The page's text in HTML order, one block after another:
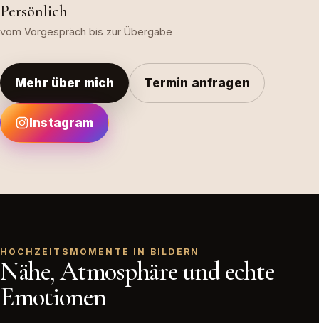
Persönlich
vom Vorgespräch bis zur Übergabe
Mehr über mich Termin anfragen
Instagram
HOCHZEITSMOMENTE IN BILDERN
Nähe, Atmosphäre und echte
Emotionen